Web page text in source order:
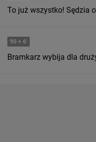
To już wszystko! Sędzia
90 + 6'
Bramkarz wybija dla